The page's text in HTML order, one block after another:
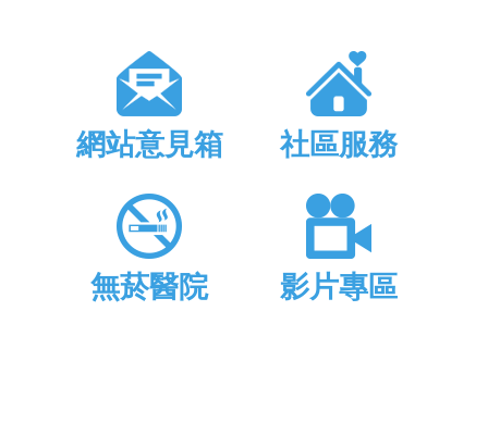
網站意見箱 社區服務
無菸醫院 影片專區